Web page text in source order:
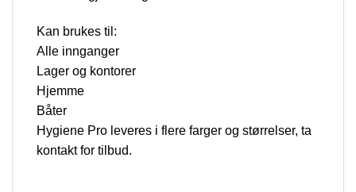
Kan brukes til:
Alle innganger
Lager og kontorer
Hjemme
Båter
Hygiene Pro leveres i flere farger og størrelser, ta
kontakt for tilbud.